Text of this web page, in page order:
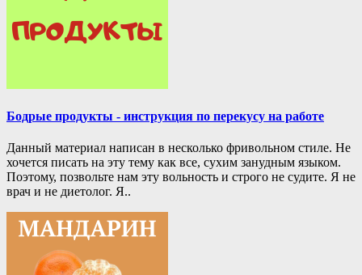
Бодрые продукты - инструкция по перекусу на работе
Данный материал написан в несколько фривольном стиле. Не
хочется писать на эту тему как все, сухим занудным языком.
Поэтому, позвольте нам эту вольность и строго не судите. Я не
врач и не диетолог. Я..